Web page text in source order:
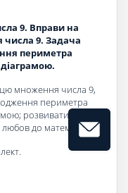
9. Вправи на
9. Задача
периметра
.
множення числа 9,
периметра
розвивати
любов до математики.